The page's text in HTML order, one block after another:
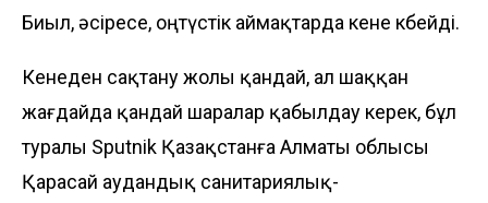
Биыл, әсіресе, оңтүстік аймақтарда кене көбейді.
Кенеден сақтану жолы қандай, ал шаққан
жағдайда қандай шаралар қабылдау керек, бұл
туралы Sputnik Қазақстанға Алматы облысы
Қарасай аудандық санитариялық-